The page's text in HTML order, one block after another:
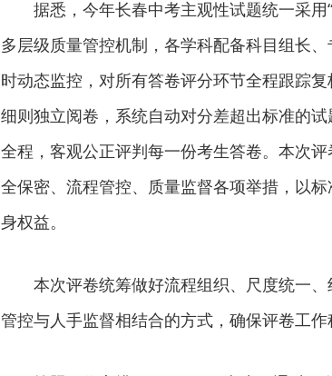
据悉，今年长春中考主观性试题统一采
多层级质量管控机制，各学科配备科目组长
时动态监控，对所有答卷评分环节全程跟踪
细则独立阅卷，系统自动对分差超出标准的
全程，客观公正评判每一份考生答卷。本次
全保密、流程管控、质量监督各项举措，以
身权益。
本次评卷统筹做好流程组织、尺度统一
管控与人手监督相结合的方式，确保评卷工作